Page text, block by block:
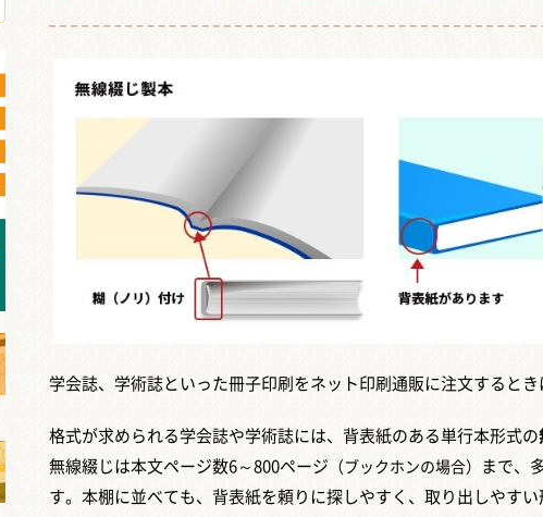
学会誌、学術誌といった冊子印刷をネット印刷通販に注文すると
格式が求められる学会誌や学術誌には、背表紙のある単行本形式の
無線綴じは本文ページ数6～800ページ （ブックホンの場合）
まで、
す。本棚に並べても、背表紙を頼りに探しやすく、取り出しやすい